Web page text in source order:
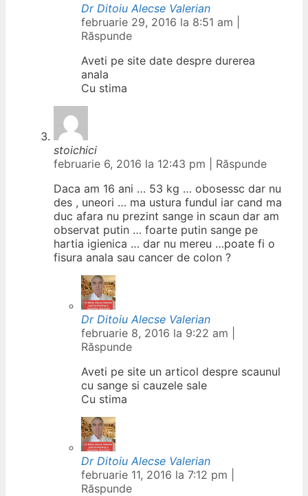
Dr Ditoiu Alecse Valerian
februarie 29, 2016 la 8:51 am
Răspunde
Aveti pe site date despre durerea
anala
Cu stima
stoichici
februarie 6, 2016 la 12:43 pm
Răspunde
Daca am 16 ani … 53 kg … obosessc dar nu
des , uneori … ma ustura fundul iar cand ma
duc afara nu prezint sange in scaun dar am
observat putin … foarte putin sange pe
hartia igienica … dar nu mereu …poate fi o
fisura anala sau cancer de colon ?
Dr Ditoiu Alecse Valerian
februarie 8, 2016 la 9:22 am
Răspunde
Aveti pe site un articol despre scaunul
cu sange si cauzele sale
Cu stima
Dr Ditoiu Alecse Valerian
februarie 11, 2016 la 7:12 pm
Răspunde